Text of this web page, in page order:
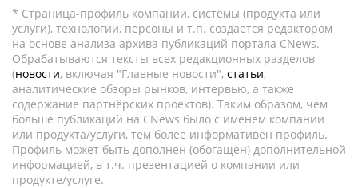
* Страница-профиль компании, системы (продукта или
услуги), технологии, персоны и т.п. создается редактором
на основе анализа архива публикаций портала CNews.
Обрабатываются тексты всех редакционных разделов
(новости, включая "Главные новости", статьи,
аналитические обзоры рынков, интервью, а также
содержание партнёрских проектов). Таким образом, чем
больше публикаций на CNews было с именем компании
или продукта/услуги, тем более информативен профиль.
Профиль может быть дополнен (обогащен) дополнительной
информацией, в т.ч. презентацией о компании или
продукте/услуге.